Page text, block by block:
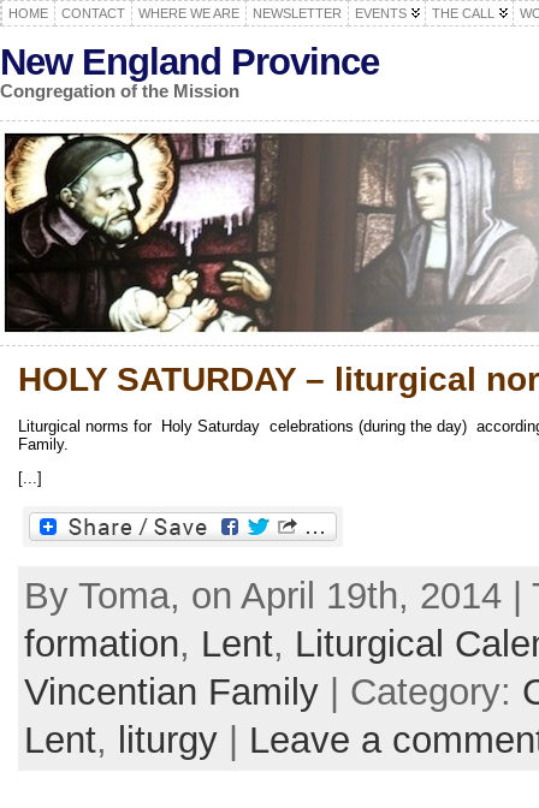
HOME CONTACT WHERE WE ARE NEWSLETTER EVENTS THE CALL
New England Province
Congregation of the Mission
HOLY SATURDAY – liturgical
Liturgical norms for Holy Saturday celebrations (during the day)
Family.
[...]
By Toma, on April 19th, 2014
formation, Lent, Liturgical
Vincentian Family | Category:
Lent, liturgy | Leave a